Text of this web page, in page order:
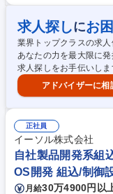
求人探しにお
業界トップクラスの求人
あなたの力を最大限に発
求人探しをお手伝いしま
アドバイザーに相
正社員
イーソル株式会社
自社製品開発系組
OS開発 組込/制御
月給30万4900円以